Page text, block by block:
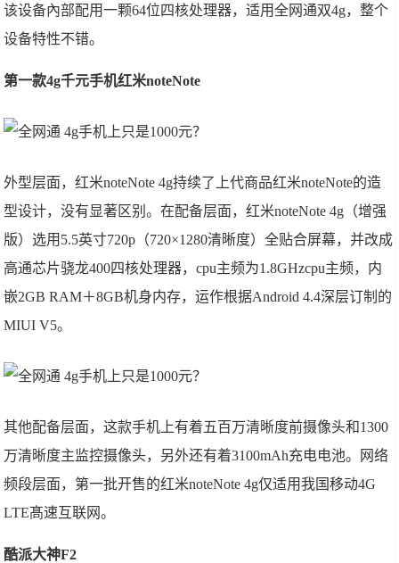
该设备內部配用一颗64位四核处理器，适用全网通双4g，整个
设备特性不错。
第一款4g千元手机红米noteNote
外型层面，红米noteNote 4g持续了上代商品红米noteNote的造
型设计，没有显著区别。在配备层面，红米noteNote 4g（增强
版）选用5.5英寸720p（720×1280清晰度）全贴合屏幕，并改成
高通芯片骁龙400四核处理器，cpu主频为1.8GHzcpu主频，内
嵌2GB RAM＋8GB机身内存，运作根据Android 4.4深层订制的
MIUI V5。
其他配备层面，这款手机上有着五百万清晰度前摄像头和1300
万清晰度主监控摄像头，另外还有着3100mAh充电电池。网络
频段层面，第一批开售的红米noteNote 4g仅适用我国移动4G
LTE髙速互联网。
酷派大神F2